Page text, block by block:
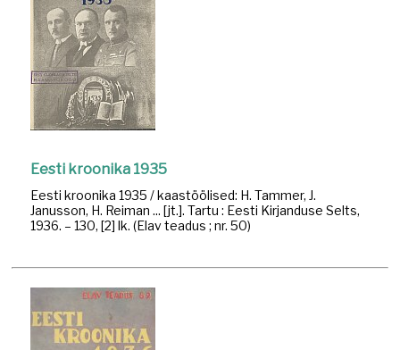
Eesti kroonika 1935
Eesti kroonika 1935 / kaastöölised: H. Tammer, J.
Janusson, H. Reiman ... [jt.]. Tartu : Eesti Kirjanduse Selts,
1936. – 130, [2] lk. (Elav teadus ; nr. 50)